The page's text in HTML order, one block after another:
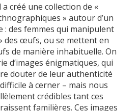
créé une collection de «
» autour d’un
: des femmes qui manipulent
des œufs, ou se mettent en
de manière inhabituelle. On
d’images énigmatiques, qui
douter de leur authenticité
à cerner – mais nous
crédibles tant ces
familières. Ces images